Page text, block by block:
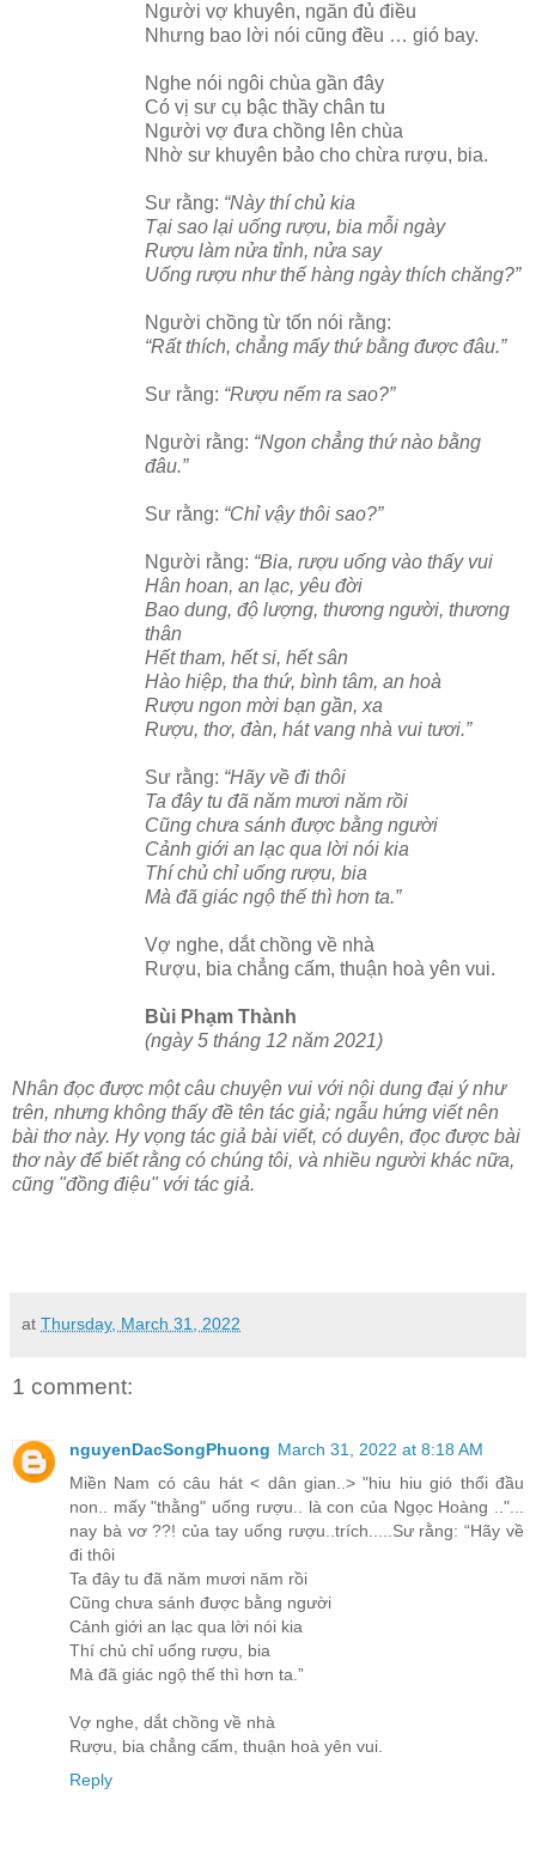
Người vợ khuyên, ngăn đủ điều
Nhưng bao lời nói cũng đều … gió bay.
Nghe nói ngôi chùa gần đây
Có vị sư cụ bậc thầy chân tu
Người vợ đưa chồng lên chùa
Nhờ sư khuyên bảo cho chừa rượu, bia.
Sư rằng: “Này thí chủ kia
Tại sao lại uống rượu, bia mỗi ngày
Rượu làm nửa tỉnh, nửa say
Uống rượu như thế hàng ngày thích chăng?”
Người chồng từ tốn nói rằng:
“Rất thích, chẳng mấy thứ bằng được đâu.”
Sư rằng: “Rượu nếm ra sao?”
Người rằng: “Ngon chẳng thứ nào bằng
đâu.”
Sư rằng: “Chỉ vậy thôi sao?”
Người rằng: “Bia, rượu uống vào thấy vui
Hân hoan, an lạc, yêu đời
Bao dung, độ lượng, thương người, thương
thân
Hết tham, hết si, hết sân
Hào hiệp, tha thứ, bình tâm, an hoà
Rượu ngon mời bạn gần, xa
Rượu, thơ, đàn, hát vang nhà vui tươi.”
Sư rằng: “Hãy về đi thôi
Ta đây tu đã năm mươi năm rồi
Cũng chưa sánh được bằng người
Cảnh giới an lạc qua lời nói kia
Thí chủ chỉ uống rượu, bia
Mà đã giác ngộ thế thì hơn ta.”
Vợ nghe, dắt chồng về nhà
Rượu, bia chẳng cấm, thuận hoà yên vui.
Bùi Phạm Thành
(ngày 5 tháng 12 năm 2021)
Nhân đọc được một câu chuyện vui với nội dung đại ý như
trên, nhưng không thấy đề tên tác giả; ngẫu hứng viết nên
bài thơ này. Hy vọng tác giả bài viết, có duyên, đọc được bài
thơ này để biết rằng có chúng tôi, và nhiều người khác nữa,
cũng "đồng điệu" với tác giả.
at Thursday, March 31, 2022
1 comment:
nguyenDacSongPhuong March 31, 2022 at 8:18 AM
Miền Nam có câu hát < dân gian..> "hiu hiu gió thổi đầu
non.. mấy "thằng" uống rượu.. là con của Ngọc Hoàng .."...
nay bà vơ ??! của tay uống rượu..trích.....Sư rằng: “Hãy về
đi thôi
Ta đây tu đã năm mươi năm rồi
Cũng chưa sánh được bằng người
Cảnh giới an lạc qua lời nói kia
Thí chủ chỉ uống rượu, bia
Mà đã giác ngộ thế thì hơn ta.”
Vợ nghe, dắt chồng về nhà
Rượu, bia chẳng cấm, thuận hoà yên vui.
Reply